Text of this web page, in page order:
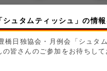
ュタムティッシュ」の情
橋日独協会・月例会「シュタ
の皆さんのご参加をお待ち